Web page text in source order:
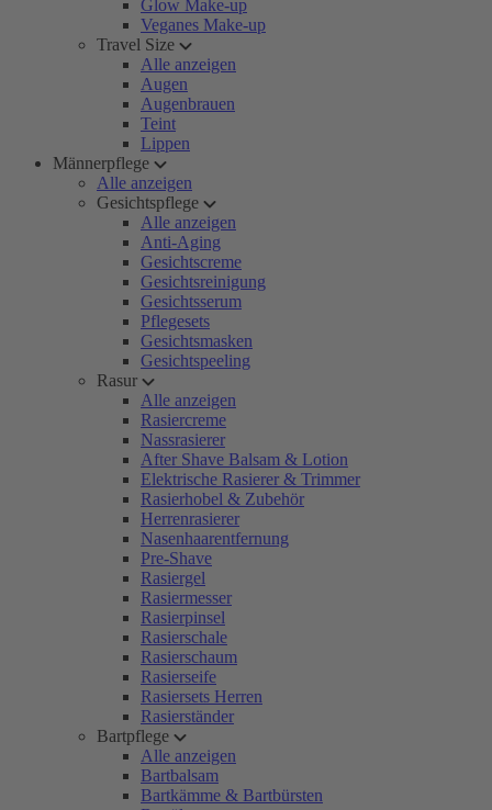
Glow Make-up
Veganes Make-up
Travel Size
Alle anzeigen
Augen
Augenbrauen
Teint
Lippen
Männerpflege
Alle anzeigen
Gesichtspflege
Alle anzeigen
Anti-Aging
Gesichtscreme
Gesichtsreinigung
Gesichtsserum
Pflegesets
Gesichtsmasken
Gesichtspeeling
Rasur
Alle anzeigen
Rasiercreme
Nassrasierer
After Shave Balsam & Lotion
Elektrische Rasierer & Trimmer
Rasierhobel & Zubehör
Herrenrasierer
Nasenhaarentfernung
Pre-Shave
Rasiergel
Rasiermesser
Rasierpinsel
Rasierschale
Rasierschaum
Rasierseife
Rasiersets Herren
Rasierständer
Bartpflege
Alle anzeigen
Bartbalsam
Bartkämme & Bartbürsten